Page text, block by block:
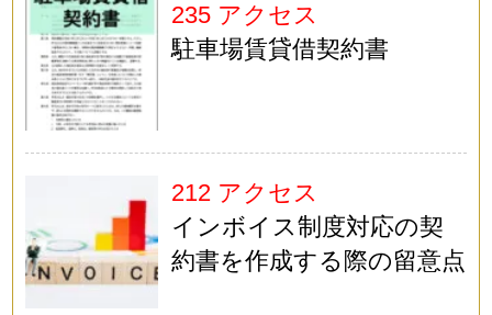
235 アクセス
駐車場賃貸借契約書
212 アクセス
インボイス制度対応の契
約書を作成する際の留意点